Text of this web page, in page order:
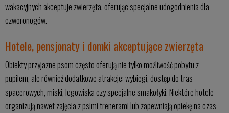
wakacyjnych akceptuje zwierzęta, oferując specjalne udogodnienia dla
czworonogów.
Hotele, pensjonaty i domki akceptujące zwierzęta
Obiekty przyjazne psom często oferują nie tylko możliwość pobytu z
pupilem, ale również dodatkowe atrakcje: wybiegi, dostęp do tras
spacerowych, miski, legowiska czy specjalne smakołyki. Niektóre hotele
organizują nawet zajęcia z psimi trenerami lub zapewniają opiekę na czas